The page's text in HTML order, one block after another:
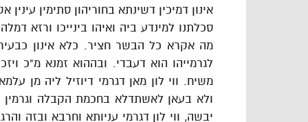
אינון דמיכין דשינתא בחוריהון סתימין
סכלתנו למינדע ביה ואיהו בינייכו ורזא
מה אקרא כל הבשר חציר. כלא אינון
לגרמייהו הוא דעבדי. ובההוא זמנא מ"כ
משיח. ווי לון מאן דגרמי דיוזיל ליה מן
ולא בעאן לאשתדלא בחכמת הקבלה וגרמין
יבשה, ווי לון דגרמי עניותא וחרבא ובזה